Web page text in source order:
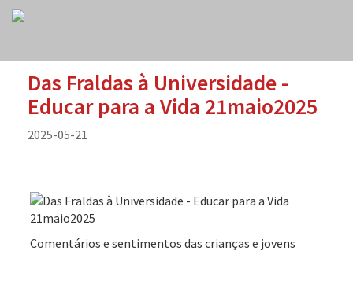
Das Fraldas à Universidade -
Educar para a Vida 21maio2025
2025-05-21
Comentários e sentimentos das crianças e jovens